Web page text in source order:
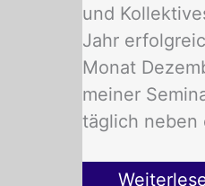
und
Jahr
Monat
meiner
täglich